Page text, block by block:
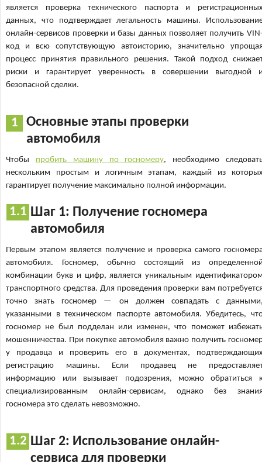
является проверка технического паспорта и
данных, что подтверждает легальность машины.
онлайн-сервисов проверки и базы данных позволяет получить
код и всю сопутствующую автоисторию, значительно
процесс принятия правильного решения. Такой подход
риски и гарантирует уверенность в совершении выгодной
безопасной сделки.
Основные этапы проверки
автомобиля
Чтобы пробить машину по госномеру, необходимо
нескольким простым и логичным этапам, каждый из
гарантирует получение максимально полной информации.
Шаг 1: Получение госномера
автомобиля
Первым этапом является получение и проверка самого
автомобиля. Госномер, обычно состоящий из
комбинации букв и цифр, является уникальным
транспортного средства. Для проведения проверки вам
точно знать госномер — он должен совпадать с
указанными в техническом паспорте автомобиля. Убедитесь,
госномер не был подделан или изменен, что поможет
мошенничества. При покупке автомобиля важно получить
у продавца и проверить его в документах,
регистрацию машины. Если продавец не
информацию или вызывает подозрения, можно обратиться
специализированным онлайн-сервисам, однако без
госномера это сделать невозможно.
Шаг 2: Использование онлайн-
сервиса для проверки